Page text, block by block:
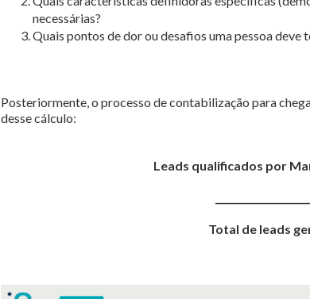
necessárias?
Quais pontos de dor ou desafios uma pessoa deve
Posteriormente, o processo de contabilização para
desse cálculo:
Leads qualificados por
Total de leads